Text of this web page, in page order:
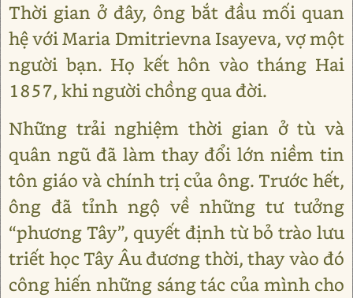
Thời gian ở đây, ông bắt đầu mối quan
hệ với Maria Dmitrievna Isayeva, vợ một
người bạn. Họ kết hôn vào tháng Hai
1857, khi người chồng qua đời.
Những trải nghiệm thời gian ở tù và
quân ngũ đã làm thay đổi lớn niềm tin
tôn giáo và chính trị của ông. Trước hết,
ông đã tỉnh ngộ về những tư tưởng
“phương Tây”, quyết định từ bỏ trào lưu
triết học Tây Âu đương thời, thay vào đó
công hiến những sáng tác của mình cho